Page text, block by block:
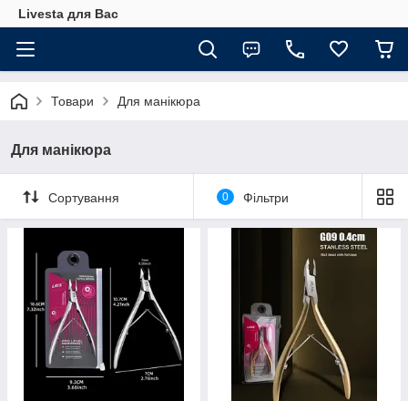
Livesta для Вас
Товари Для манікюра
Для манікюра
Сортування 0 Фільтри